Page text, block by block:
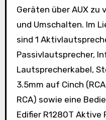
Geräten über AUX zu
und Umschalten. Im
sind 1
Passivlautsprecher,
Lautsprecherkabel,
3.5mm auf Cinch
RCA) sowie eine
Edifier R1280T